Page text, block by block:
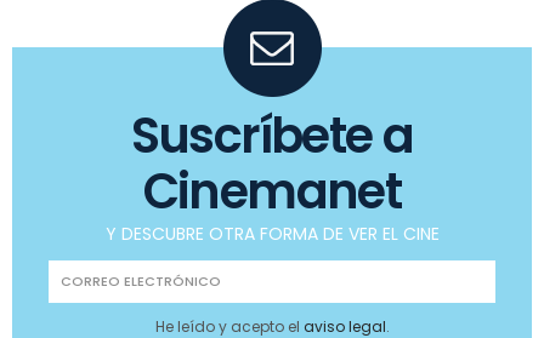
Suscríbete a
Cinemanet
Y DESCUBRE OTRA FORMA DE VER EL CINE
He leído y acepto el aviso legal.